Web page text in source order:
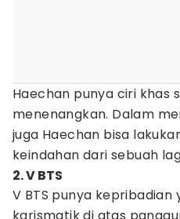
Haechan punya ciri khas
menenangkan. Dalam
juga Haechan bisa
keindahan dari sebuah
2. V BTS
V BTS punya kepribadian